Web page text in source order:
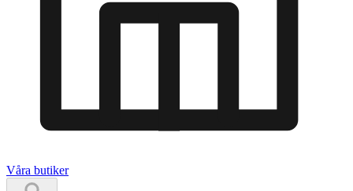
Våra butiker